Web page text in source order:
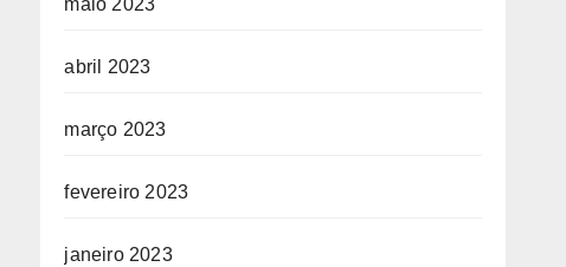
maio 2023
abril 2023
março 2023
fevereiro 2023
janeiro 2023